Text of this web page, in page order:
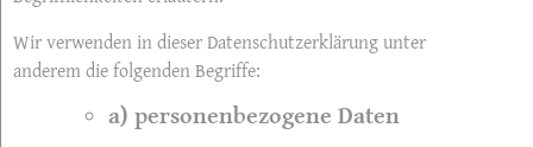
Wir verwenden in dieser Datenschutzerklärung unter
anderem die folgenden Begriffe:
a) personenbezogene Daten